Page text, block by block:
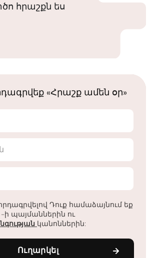
հրաշքն ես
«Հրաշք ամեն օր»
Դուք համաձայնում եք
-ի պայմաններին ու
կանոններին:
Ուղարկել